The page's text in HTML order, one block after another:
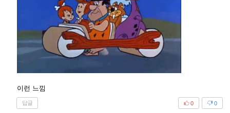
이런 느낌
답글 0
0